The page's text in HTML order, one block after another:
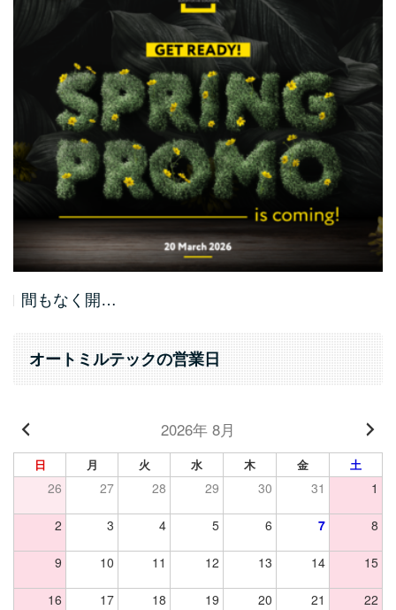
間もなく開…
オートミルテックの営業日
2026年 8月
日 月 火 水 木 金 土
26 27 28 29 30 31 1
2 3 4 5 6 7 8
9 10 11 12 13 14 15
16 17 18 19 20 21 22